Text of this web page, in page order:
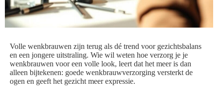
Volle wenkbrauwen zijn terug als dé trend voor gezichtsbalans
en een jongere uitstraling. Wie wil weten hoe verzorg je je
wenkbrauwen voor een volle look, leert dat het meer is dan
alleen bijtekenen: goede wenkbrauwverzorging versterkt de
ogen en geeft het gezicht meer expressie.